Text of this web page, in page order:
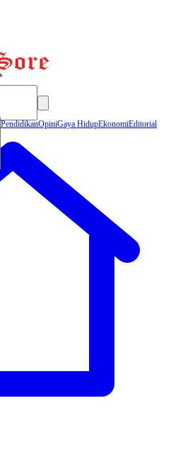
PendidikanOpiniGaya HidupEkonomiEditorial